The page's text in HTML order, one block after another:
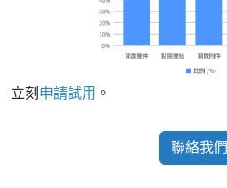
立刻 申請試用 。
聯絡我們